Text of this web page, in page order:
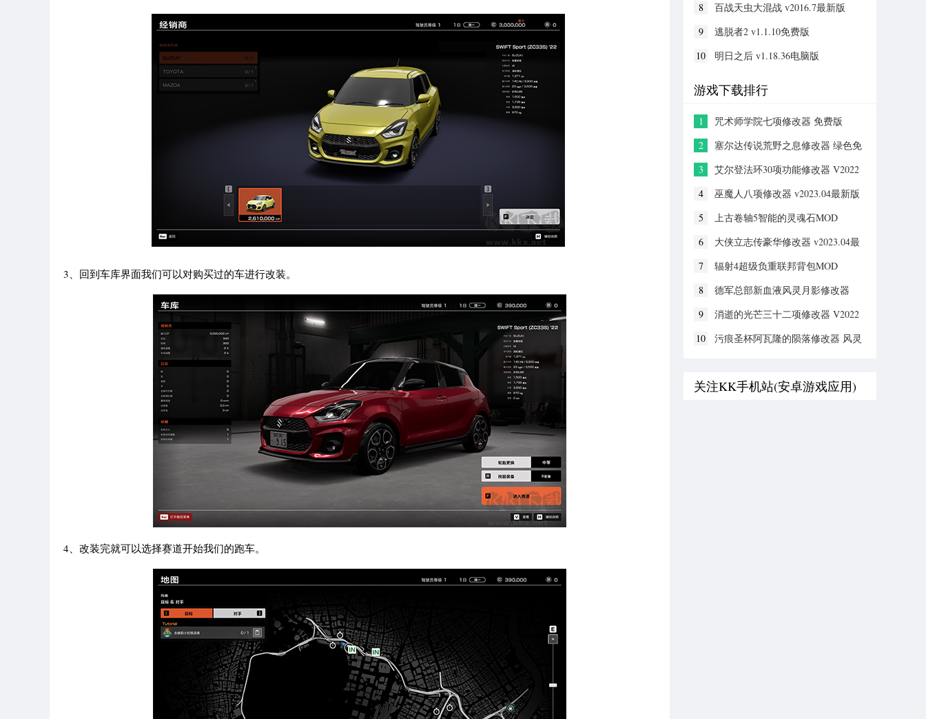
3、回到车库界面我们可以对购买过的车进行改装。
4、改装完就可以选择赛道开始我们的跑车。
8
百战天虫大混战 v2016.7最新版
9
逃脱者2 v1.1.10免费版
10
明日之后 v1.18.36电脑版
游戏下载排行
1
咒术师学院七项修改器 免费版
2
塞尔达传说荒野之息修改器 绿色免
3
艾尔登法环30项功能修改器 V2022
4
巫魔人八项修改器 v2023.04最新版
5
上古卷轴5智能的灵魂石MOD
6
大侠立志传豪华修改器 v2023.04最
7
辐射4超级负重联邦背包MOD
8
德军总部新血液风灵月影修改器
9
消逝的光芒三十二项修改器 V2022
10
污痕圣杯阿瓦隆的陨落修改器 风灵
关注KK手机站(安卓游戏应用)